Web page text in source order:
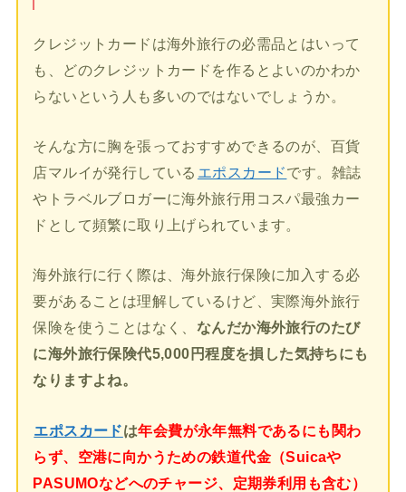
クレジットカードは海外旅行の必需品とはいって
も、どのクレジットカードを作るとよいのかわか
らないという人も多いのではないでしょうか。
そんな方に胸を張っておすすめできるのが、百貨
店マルイが発行している エポスカードです。雑誌
やトラベルブロガーに海外旅行用コスパ最強カー
ドとして頻繁に取り上げられています。
海外旅行に行く際は、海外旅行保険に加入する必
要があることは理解しているけど、実際海外旅行
保険を使うことはなく、 なんだか海外旅行のたび
に海外旅行保険代5,000円程度を損した気持ちにも
なりますよね。
エポスカードは年会費が永年無料であるにも関わ
らず、空港に向かうための鉄道代金（Suicaや
PASUMOなどへのチャージ、定期券利用も含む）